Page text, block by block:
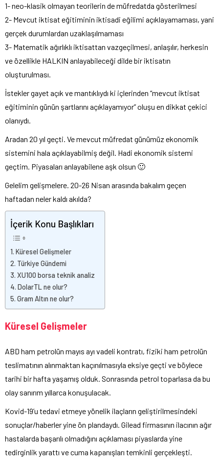
1- neo-klasik olmayan teorilerin de müfredatda gösterilmesi
2- Mevcut iktisat eğitiminin iktisadi eğilimi açıklayamaması, yani
gerçek durumlardan uzaklaşılmaması
3- Matematik ağırlıklı iktisattan vazgeçilmesi, anlaşılır, herkesin
ve özellikle HALKIN anlayabileceği dilde bir iktisatın
oluşturulması.
İstekler gayet açık ve mantıklıydı ki içlerinden “mevcut iktisat
eğitiminin günün şartlarını açıklayamıyor” oluşu en dikkat çekici
olanıydı.
Aradan 20 yıl geçti. Ve mevcut müfredat günümüz ekonomik
sistemini hala açıklayabilmiş değil. Hadi ekonomik sistemi
geçtim. Piyasaları anlayabilene aşk olsun 🙂
Gelelim gelişmelere. 20-26 Nisan arasında bakalım geçen
haftadan neler kaldı akılda?
İçerik Konu Başlıkları
Küresel Gelişmeler
Türkiye Gündemi
XU100 borsa teknik analiz
DolarTL ne olur?
Gram Altın ne olur?
Küresel Gelişmeler
ABD ham petrolün mayıs ayı vadeli kontratı, fiziki ham petrolün
teslimatının alınmaktan kaçınılmasıyla eksiye geçti ve böylece
tarihi bir hafta yaşamış olduk. Sonrasında petrol toparlasa da bu
olay sanırım yıllarca konuşulacak.
Kovid-19’u tedavi etmeye yönelik ilaçların geliştirilmesindeki
sonuçlar/haberler yine ön plandaydı. Gilead firmasının ilacının ağır
hastalarda başarılı olmadığını açıklaması piyaslarda yine
tedirginlik yarattı ve cuma kapanışları temkinli gerçekleşti.